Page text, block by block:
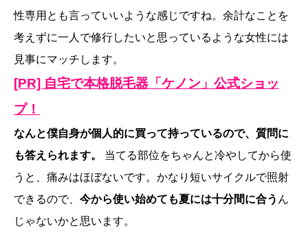
性専用とも言っていいような感じですね。余計なことを
考えずに一人で修行したいと思っているような女性には
見事にマッチします。
[PR] 自宅で本格脱毛器「ケノン」公式ショッ
プ！
なんと僕自身が個人的に買って持っているので、質問に
も答えられます。
当てる部位をちゃんと冷やしてから使
うと、痛みはほぼないです。かなり短いサイクルで照射
できるので、 今から使い始めても夏には十分間に合う ん
じゃないかと思います。